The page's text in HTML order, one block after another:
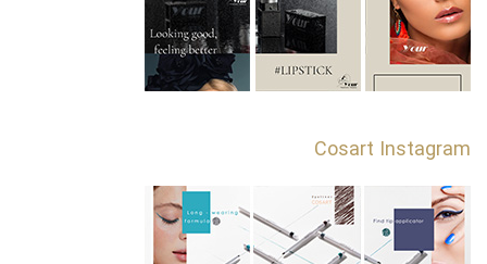
Cosart Instagram